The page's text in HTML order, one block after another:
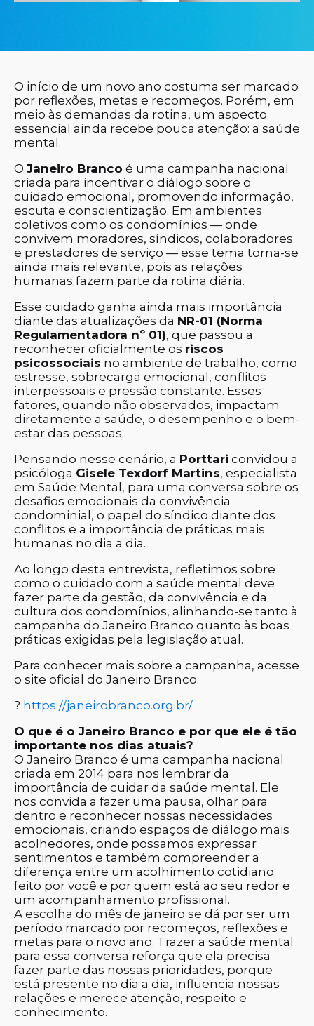
O início de um novo ano costuma ser marcado
por reflexões, metas e recomeços. Porém, em
meio às demandas da rotina, um aspecto
essencial ainda recebe pouca atenção: a saúde
mental.
O Janeiro Branco é uma campanha nacional
criada para incentivar o diálogo sobre o
cuidado emocional, promovendo informação,
escuta e conscientização. Em ambientes
coletivos como os condomínios — onde
convivem moradores, síndicos, colaboradores
e prestadores de serviço — esse tema torna-se
ainda mais relevante, pois as relações
humanas fazem parte da rotina diária.
Esse cuidado ganha ainda mais importância
diante das atualizações da NR-01 (Norma
Regulamentadora nº 01), que passou a
reconhecer oficialmente os riscos
psicossociais no ambiente de trabalho, como
estresse, sobrecarga emocional, conflitos
interpessoais e pressão constante. Esses
fatores, quando não observados, impactam
diretamente a saúde, o desempenho e o bem-
estar das pessoas.
Pensando nesse cenário, a Porttari convidou a
psicóloga Gisele Texdorf Martins, especialista
em Saúde Mental, para uma conversa sobre os
desafios emocionais da convivência
condominial, o papel do síndico diante dos
conflitos e a importância de práticas mais
humanas no dia a dia.
Ao longo desta entrevista, refletimos sobre
como o cuidado com a saúde mental deve
fazer parte da gestão, da convivência e da
cultura dos condomínios, alinhando-se tanto à
campanha do Janeiro Branco quanto às boas
práticas exigidas pela legislação atual.
Para conhecer mais sobre a campanha, acesse
o site oficial do Janeiro Branco:
? https://janeirobranco.org.br/
O que é o Janeiro Branco e por que ele é tão
importante nos dias atuais?
O Janeiro Branco é uma campanha nacional
criada em 2014 para nos lembrar da
importância de cuidar da saúde mental. Ele
nos convida a fazer uma pausa, olhar para
dentro e reconhecer nossas necessidades
emocionais, criando espaços de diálogo mais
acolhedores, onde possamos expressar
sentimentos e também compreender a
diferença entre um acolhimento cotidiano
feito por você e por quem está ao seu redor e
um acompanhamento profissional.
A escolha do mês de janeiro se dá por ser um
período marcado por recomeços, reflexões e
metas para o novo ano. Trazer a saúde mental
para essa conversa reforça que ela precisa
fazer parte das nossas prioridades, porque
está presente no dia a dia, influencia nossas
relações e merece atenção, respeito e
conhecimento.